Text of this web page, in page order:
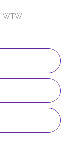
WTW